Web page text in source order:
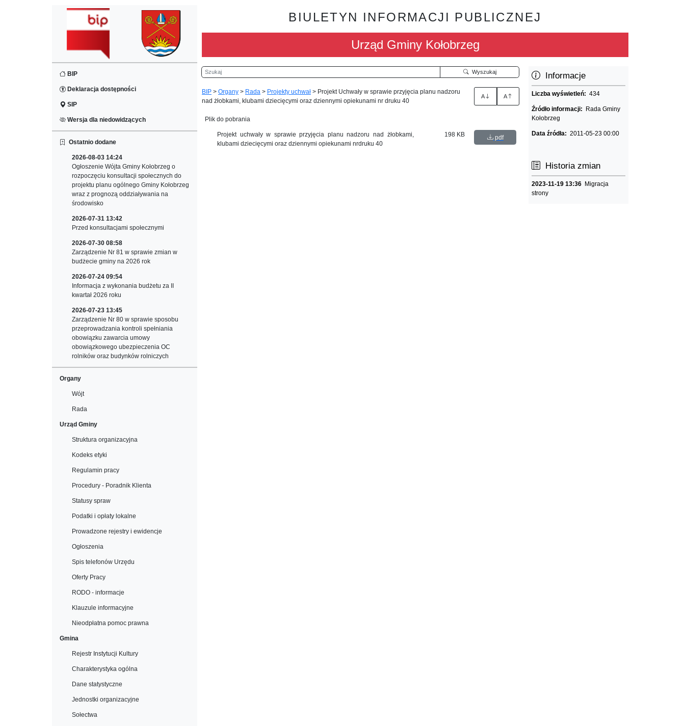
BIP
Deklaracja dostępności
SIP
Wersja dla niedowidzących
Ostatnio dodane
2026-08-03 14:24
Ogłoszenie Wójta Gminy Kołobrzeg o
rozpoczęciu konsultacji społecznych do
projektu planu ogólnego Gminy Kołobrzeg
wraz z prognozą oddziaływania na
środowisko
2026-07-31 13:42
Przed konsultacjami społecznymi
2026-07-30 08:58
Zarządzenie Nr 81 w sprawie zmian w
budżecie gminy na 2026 rok
2026-07-24 09:54
Informacja z wykonania budżetu za II
kwartał 2026 roku
2026-07-23 13:45
Zarządzenie Nr 80 w sprawie sposobu
przeprowadzania kontroli spełniania
obowiązku zawarcia umowy
obowiązkowego ubezpieczenia OC
rolników oraz budynków rolniczych
Organy
Wójt
Rada
Urząd Gminy
Struktura organizacyjna
Kodeks etyki
Regulamin pracy
Procedury - Poradnik Klienta
Statusy spraw
Podatki i opłaty lokalne
Prowadzone rejestry i ewidencje
Ogłoszenia
Spis telefonów Urzędu
Oferty Pracy
RODO - informacje
Klauzule informacyjne
Nieodpłatna pomoc prawna
Gmina
Rejestr Instytucji Kultury
Charakterystyka ogólna
Dane statystyczne
Jednostki organizacyjne
Sołectwa
BIULETYN INFORMACJI PUBLICZNEJ
Urząd Gminy Kołobrzeg
Szukaj Wyszukaj
BIP > Organy > Rada > Projekty uchwał > Projekt Uchwały w sprawie przyjęcia planu nadzoru
nad żłobkami, klubami dziecięcymi oraz dziennymi opiekunami nr druku 40
A A
Plik do pobrania
Projekt uchwały w sprawie przyjęcia planu nadzoru nad żłobkami,
klubami dziecięcymi oraz dziennymi opiekunami nrdruku 40
198 KB pdf
Informacje
Liczba wyświetleń:434
Źródło informacji:
Rada Gminy
Kołobrzeg
Data źródła:2011-05-23 00:00
Historia zmian
2023-11-19 13:36 Migracja
strony